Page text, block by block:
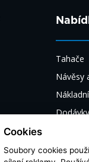
Tahače
Návěsy
Dodávky
Cookies
Soubory cookies